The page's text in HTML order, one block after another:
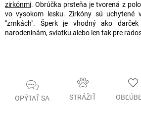
zirkónmi. Obrúčka prsteňa je tvorená z
vo vysokom lesku. Zirkóny sú uchytené
"zrnkách". Šperk je vhodný ako
narodeninám, sviatku alebo len tak pre
OPÝTAŤ SA STRÁŽIŤ